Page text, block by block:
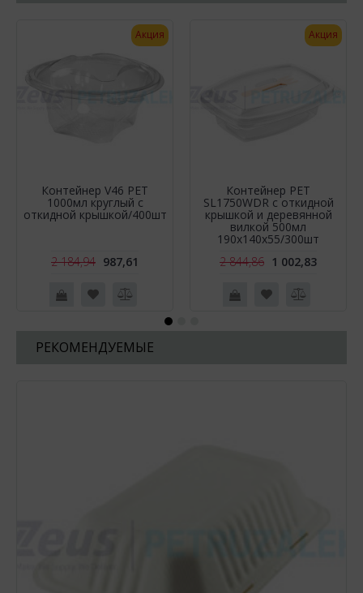
Акция
Контейнер V46 PET
1000мл круглый с
откидной крышкой/400шт
2 184,94 987,61
Акция
Контейнер РЕТ
SL1750WDR c откидной
крышкой и деревянной
вилкой 500мл
190х140х55/300шт
2 844,86 1 002,83
РЕКОМЕНДУЕМЫЕ